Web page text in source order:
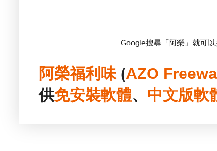
Google搜尋「阿榮」就可
阿榮福利味(AZO
供免安裝軟體、 中文版軟